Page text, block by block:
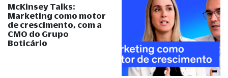
McKinsey Talks:
Marketing como motor
de crescimento, com a
CMO do Grupo
Boticário